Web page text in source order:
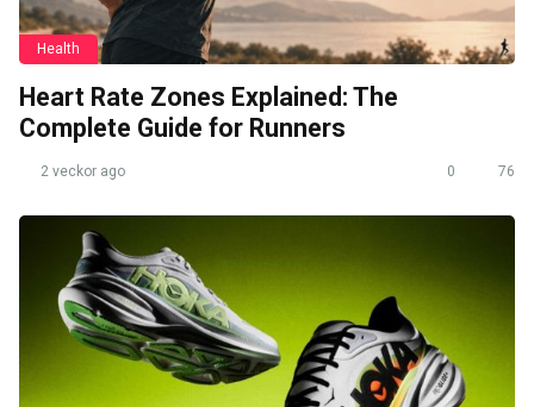
Health
Heart Rate Zones Explained: The
Complete Guide for Runners
2 veckor ago 0 76